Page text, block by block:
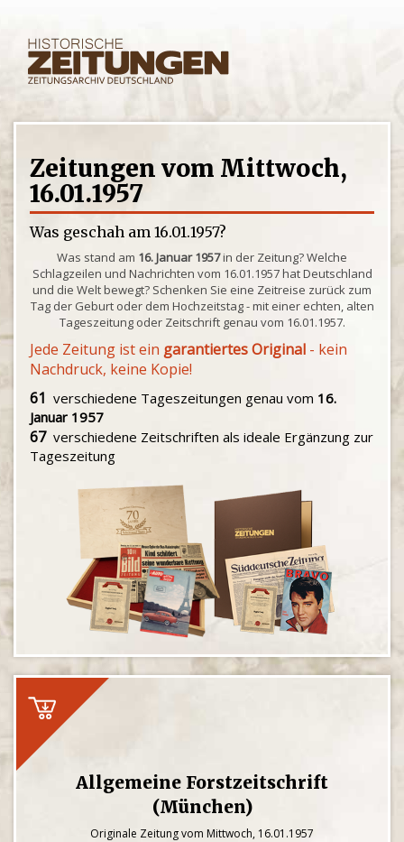
Zeitungen vom Mittwoch,
16.01.1957
Was geschah am 16.01.1957?
Was stand am 16. Januar 1957in der Zeitung? Welche
Schlagzeilen und Nachrichten vom 16.01.1957 hat Deutschland
und die Welt bewegt? Schenken Sie eine Zeitreise zurück zum
Tag der Geburt oder dem Hochzeitstag - mit einer echten, alten
Tageszeitung oder Zeitschrift genau vom 16.01.1957.
Jede Zeitung ist ein garantiertes Original - kein
Nachdruck, keine Kopie!
61 verschiedene Tageszeitungen genau vom 16.
Januar 1957
67verschiedene Zeitschriften als ideale Ergänzung zur
Tageszeitung
Allgemeine Forstzeitschrift
(München)
Originale Zeitung vom Mittwoch, 16.01.1957